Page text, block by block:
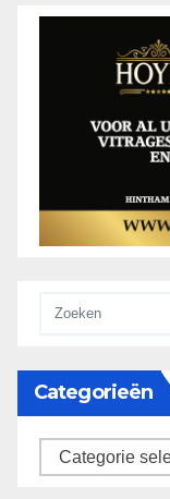
Categorieën
categorieën